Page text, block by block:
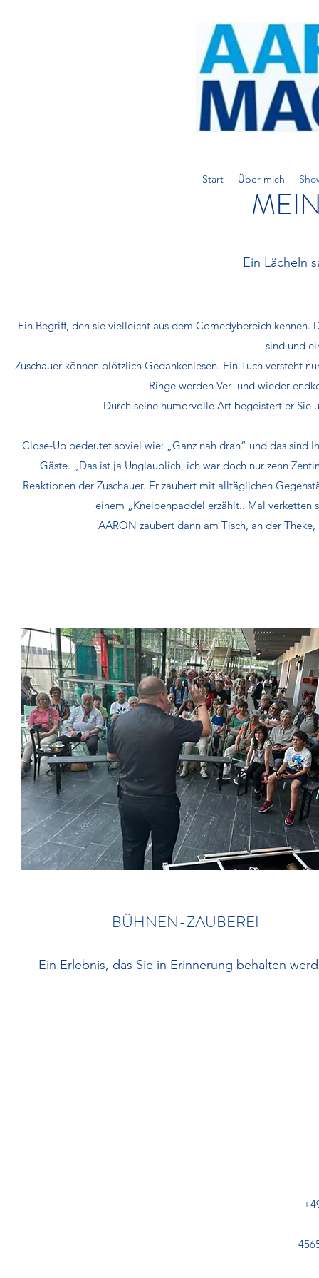
Start Über mich
Ein Lächeln
Ein Begriff, den sie vielleicht aus dem Comedybereich
sind und
Zuschauer können plötzlich Gedankenlesen. Ein Tuch versteht
Ringe werden Ver- und wieder
Durch seine humorvolle Art begeistert er Sie
Close-Up bedeutet soviel wie: „Ganz nah dran“ und das sind
Gäste. „Das ist ja Unglaublich, ich war doch nur zehn
Reaktionen der Zuschauer. Er zaubert mit alltäglichen
einem „Kneipenpaddel erzählt.. Mal verketten
AARON zaubert dann am Tisch, an der
BÜHNEN-ZAUBEREI
Ein Erlebnis, das Sie in Erinnerung behalten